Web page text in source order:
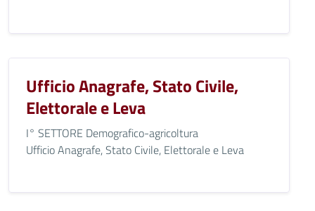
Ufficio Anagrafe, Stato Civile,
Elettorale e Leva
I° SETTORE Demografico-agricoltura
Ufficio Anagrafe, Stato Civile, Elettorale e Leva